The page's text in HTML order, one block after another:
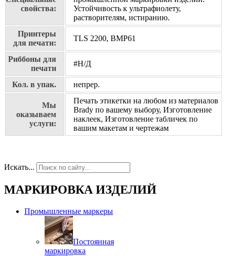
свойства:
Устойчивость к ультрафиолету,
растворителям, истиранию.
Принтеры
для печати:
TLS 2200, BMP61
Риббоны для
печати
#Н/Д
Кол. в упак. непрер.
Мы
оказываем
услуги:
Печать этикетки на любом из материалов
Brady по вашему выбору, Изготовление
наклеек, Изготовление табличек по
вашим макетам и чертежам
Искать...
МАРКИРОВКА ИЗДЕЛИЙ
Промышленные маркеры
Постоянная
маркировка